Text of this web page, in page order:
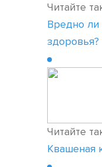
Читайте
Вредно
здоровья?
Читайте
Квашеная